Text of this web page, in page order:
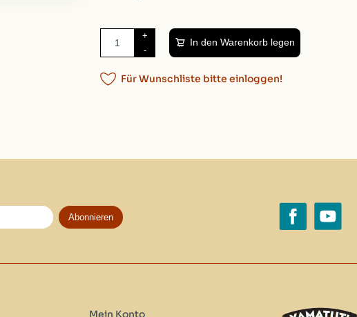
+
-
In den Warenkorb legen
Für Wunschliste bitte einloggen!
Abonnieren
Mein Konto